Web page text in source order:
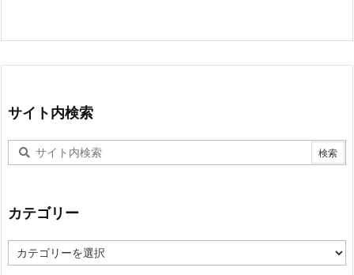
サイト内検索
カテゴリー
テ